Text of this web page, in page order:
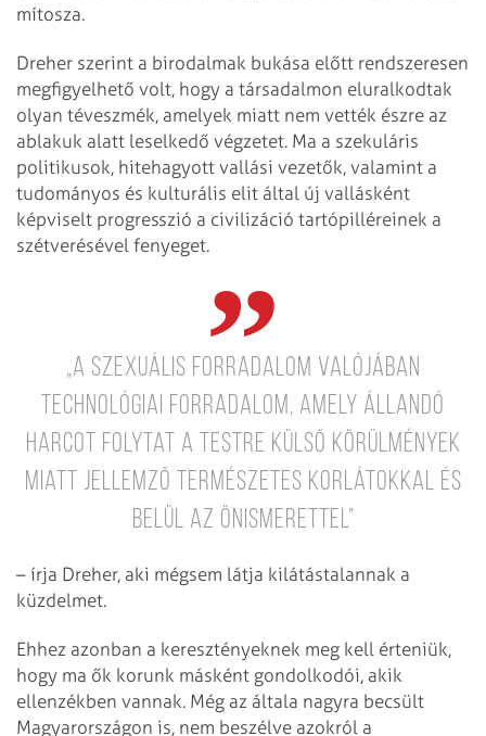
mítosza.
Dreher szerint a birodalmak bukása előtt rendszeresen
megfigyelhető volt, hogy a társadalmon eluralkodtak
olyan téveszmék, amelyek miatt nem vették észre az
ablakuk alatt leselkedő végzetet. Ma a szekuláris
politikusok, hitehagyott vallási vezetők, valamint a
tudományos és kulturális elit által új vallásként
képviselt progresszió a civilizáció tartópilléreinek a
szétverésével fenyeget.
„A szexuális forradalom valójában
technológiai forradalom, amely állandó
harcot folytat a testre külső körülmények
miatt jellemző természetes korlátokkal és
belül az önismerettel”
– írja Dreher, aki mégsem látja kilátástalannak a
küzdelmet.
Ehhez azonban a keresztényeknek meg kell érteniük,
hogy ma ők korunk másként gondolkodói, akik
ellenzékben vannak. Még az általa nagyra becsült
Magyarországon is, nem beszélve azokról a